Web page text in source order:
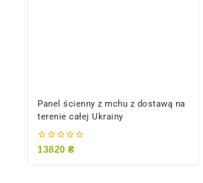
Panel ścienny z mchu z dostawą na
terenie całej Ukrainy
0
5
13820 ₴